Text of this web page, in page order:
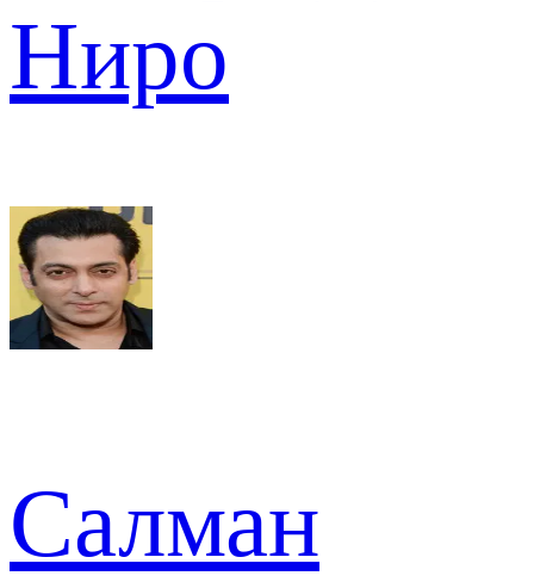
Ниро
Салман